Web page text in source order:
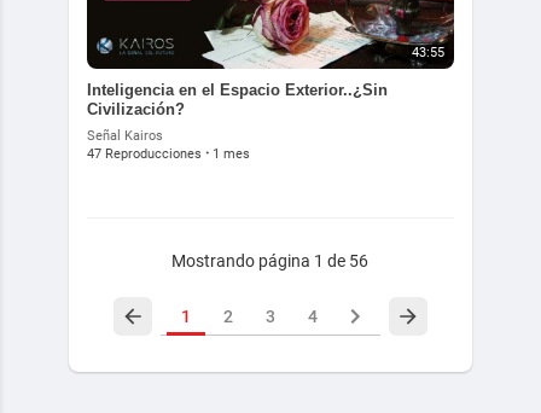
43:55
Inteligencia en el Espacio Exterior..¿Sin
Civilización?
Señal Kairos
47 Reproducciones · 1 mes
Mostrando página 1 de 56
1 2 3 4